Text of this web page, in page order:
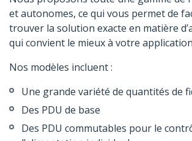
et autonomes, ce qui vous permet de
trouver la solution exacte en matière
qui convient le mieux à votre
Nos modèles incluent :
Une grande variété de quantités de
Des PDU de base
Des PDU commutables pour le